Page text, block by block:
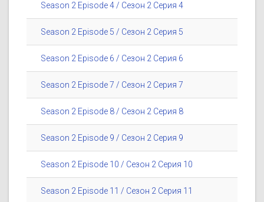
Season 2 Episode 4 / Сезон 2 Серия 4
Season 2 Episode 5 / Сезон 2 Серия 5
Season 2 Episode 6 / Сезон 2 Серия 6
Season 2 Episode 7 / Сезон 2 Серия 7
Season 2 Episode 8 / Сезон 2 Серия 8
Season 2 Episode 9 / Сезон 2 Серия 9
Season 2 Episode 10 / Сезон 2 Серия 10
Season 2 Episode 11 / Сезон 2 Серия 11